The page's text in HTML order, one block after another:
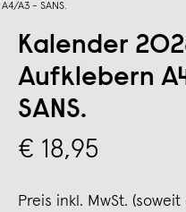
A4/A3 - SANS.
Kalender
Aufklebern
SANS.
€ 18,95
Preis inkl. MwSt.